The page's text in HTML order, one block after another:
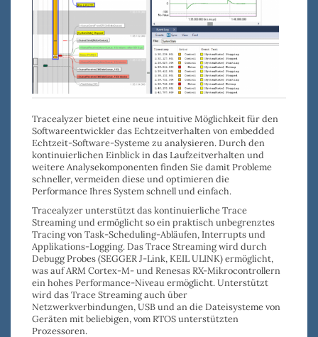
Tracealyzer bietet eine neue intuitive Möglichkeit für den
Softwareentwickler das Echtzeitverhalten von embedded
Echtzeit-Software-Systeme zu analysieren. Durch den
kontinuierlichen Einblick in das Laufzeitverhalten und
weitere Analysekomponenten finden Sie damitProbleme
schneller, vermeiden diese und optimieren die
PerformanceIhres System schnell und einfach.
Tracealyzerunterstützt daskontinuierliche Trace
Streamingund ermöglicht so ein praktisch unbegrenztes
Tracing von Task-Scheduling-Abläufen, Interrupts und
Applikations-Logging. Das Trace Streaming wird durch
Debugg Probes(SEGGER J-Link, KEIL ULINK) ermöglicht,
was auf ARM Cortex-M- und Renesas RX-Mikrocontrollern
ein hohes Performance-Niveau ermöglicht. Unterstützt
wird das Trace Streaming auch über
Netzwerkverbindungen, USBund an dieDateisystemevon
Geräten mit beliebigen, vom RTOS unterstützten
Prozessoren.